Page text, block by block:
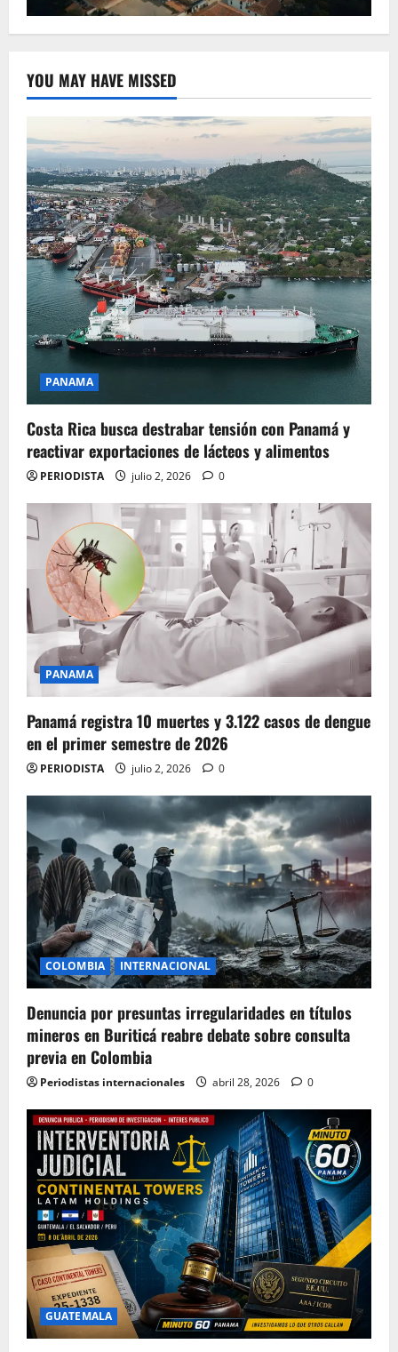
YOU MAY HAVE MISSED
PANAMA
Costa Rica busca destrabar tensión con Panamá y
reactivar exportaciones de lácteos y alimentos
PERIODISTA julio 2, 2026 0
PANAMA
Panamá registra 10 muertes y 3.122 casos de dengue
en el primer semestre de 2026
PERIODISTA julio 2, 2026 0
COLOMBIA INTERNACIONAL
Denuncia por presuntas irregularidades en títulos
mineros en Buriticá reabre debate sobre consulta
previa en Colombia
Periodistas internacionales abril 28, 2026 0
GUATEMALA